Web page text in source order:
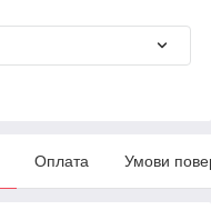
Оплата Умови